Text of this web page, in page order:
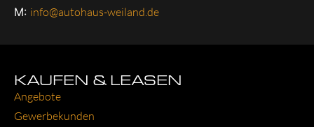
M: info@autohaus-weiland.de
KAUFEN & LEASEN
Ange­bo­te
Gewer­be­kun­den